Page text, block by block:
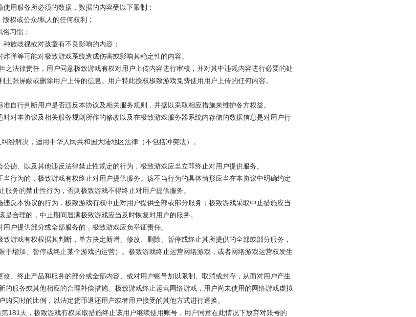
用服务所必须的数据，数据的内容受以下限制：
权或公众/私人的任何权利；
习惯；
族歧视或对孩童有不良影响的内容；
炸弹等可能对极致游戏系统造成伤害或影响其稳定性的内容。
之法律责任，用户同意极致游戏有权对用户上传内容进行审核，并对其中违规内容进行必要的处
主张屏蔽或删除用户上传的信息。用户特此授权极致游戏免费使用用户上传的任何内容。
自行判断用户是否违反本协议及相关服务规则，并据以采取相应措施来维护各方权益。
对本协议及相关服务规则所作的修改以及在极致游戏服务器系统内存储的数据信息是对用户行
纷解决，适用中华人民共和国大陆地区法律（不包括冲突法）。
德、以及其他违反法律禁止性规定的行为，极致游戏应当立即终止对用户提供服务。
行为的，极致游戏有权终止对用户提供服务。该不当行为的具体情形应当在本协议中明确约定
务的禁止性行为，否则极致游戏不得终止对用户提供服务。
反本协议的行为，极致游戏有权中止对用户提供全部或部分服务；极致游戏采取中止措施应当
合理的，中止期间届满极致游戏应当及时恢复对用户的服务。
户提供部分或全部服务的，极致游戏应负举证责任。
游戏有权根据其判断，单方决定新增、修改、删除、暂停或终止其所提供的全部或部分服务，
于增加、暂停或终止某个游戏的运营）。极致游戏终止运营网络游戏，或者网络游戏运营权发生
、终止产品和服务的部分或全部内容、或对用户账号加以限制、取消或封存，从而对用户产生
的服务或其他相应的合理补偿措施。极致游戏终止运营网络游戏，用户尚未使用的网络游戏虚拟
买时的比例，以法定货币退还用户或者用户接受的其他方式进行退换。
181天，极致游戏有权采取措施终止该用户继续使用账号，用户同意在此情况下放弃对账号的